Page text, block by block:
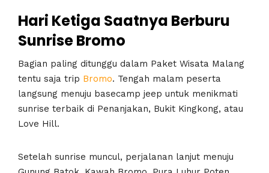
Hari Ketiga Saatnya Berburu
Sunrise Bromo
Bagian paling ditunggu dalam Paket Wisata Malang
tentu saja trip Bromo. Tengah malam peserta
langsung menuju basecamp jeep untuk menikmati
sunrise terbaik di Penanjakan, Bukit Kingkong, atau
Love Hill.
Setelah sunrise muncul, perjalanan lanjut menuju